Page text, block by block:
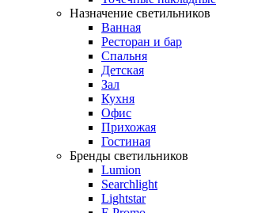
Назначение светильников
Ванная
Ресторан и бар
Спальня
Детская
Зал
Кухня
Офис
Прихожая
Гостиная
Бренды светильников
Lumion
Searchlight
Lightstar